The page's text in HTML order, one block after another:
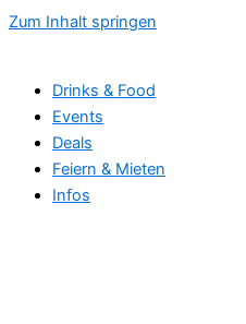
Zum Inhalt springen
Drinks & Food
Events
Deals
Feiern & Mieten
Infos